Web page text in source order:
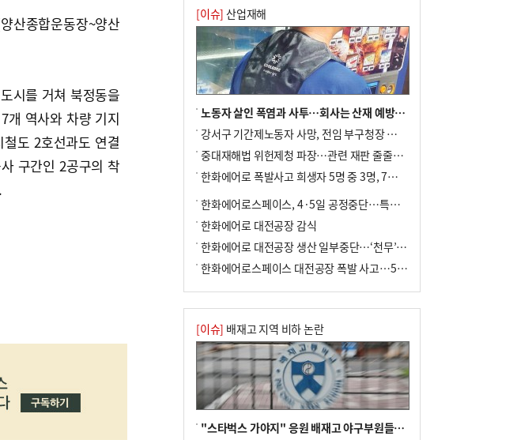
산종합운동장~양산
시를 거쳐 북정동을
개 역사와 차량 기지
도 2호선과도 연결
구간인 2공구의 착
10 서울 중랑구서 흉기 난동…60대 남성 2명
사망
[이슈] 산업재해
노동자 살인 폭염과 사투…회사는 산재 예방·전기료 절감 전력
강서구 기간제노동자 사망, 전임 부구청장 檢 송치
중대재해법 위헌제청 파장…관련 재판 줄줄이 브레이크
한화에어로 폭발사고 희생자 5명 중 3명, 7일 영면
한화에어로스페이스, 4·5일 공정중단…특별 안전점검
한화에어로 대전공장 감식
한화에어로 대전공장 생산 일부중단…‘천무’ 수출 비상
한화에어로스페이스 대전공장 폭발 사고…5명 사망·2명 부상(종합)
[이슈] 배재고 지역 비하 논란
"스타벅스 가야지" 응원 배재고 야구부원들, 학교서 징계 처분